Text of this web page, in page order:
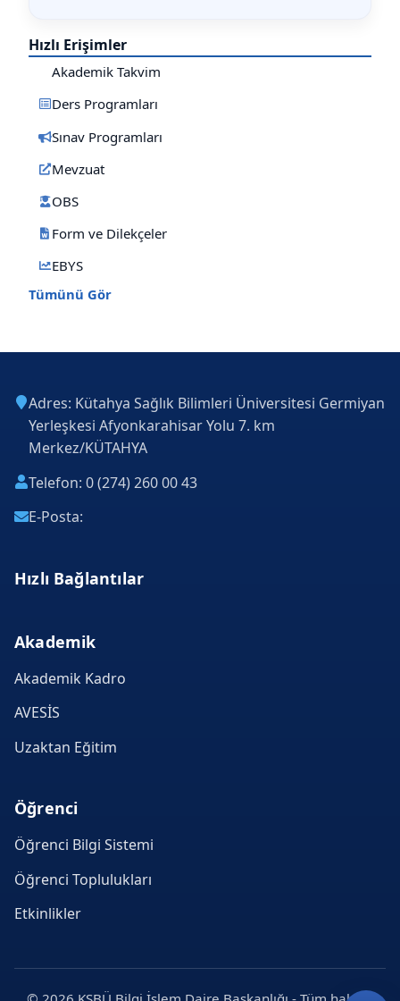
Hızlı Erişimler
Akademik Takvim
Ders Programları
Sınav Programları
Mevzuat
OBS
Form ve Dilekçeler
EBYS
Tümünü Gör
Adres: Kütahya Sağlık Bilimleri Üniversitesi Germiyan
Yerleşkesi Afyonkarahisar Yolu 7. km
Merkez/KÜTAHYA
Telefon: 0 (274) 260 00 43
E-Posta:
Hızlı Bağlantılar
Akademik
Akademik Kadro
AVESİS
Uzaktan Eğitim
Öğrenci
Öğrenci Bilgi Sistemi
Öğrenci Toplulukları
Etkinlikler